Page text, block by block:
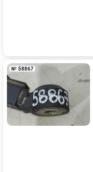
№ 58867